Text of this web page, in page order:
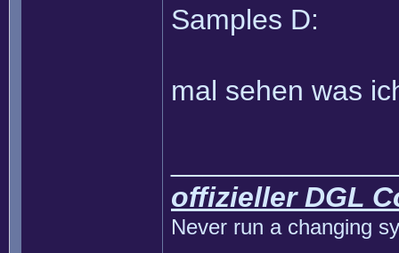
Samples D:
mal sehen was
offizieller DGL
Never run a changing